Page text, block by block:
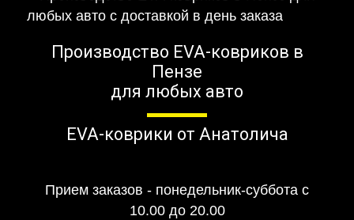
Производство EVA-ковриков в
Пензе
для любых авто
EVA-коврики от Анатолича
Прием заказов - понедельник-суббота с
10.00 до 20.00